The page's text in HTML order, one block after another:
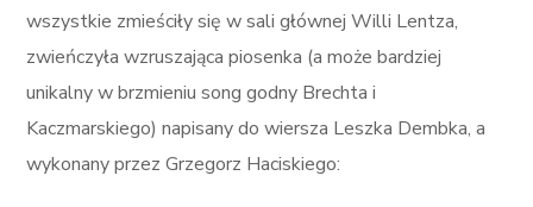
wszystkie zmieściły się w sali głównej Willi Lentza,
zwieńczyła wzruszająca piosenka (a może bardziej
unikalny w brzmieniu song godny Brechta i
Kaczmarskiego) napisany do wiersza Leszka Dembka, a
wykonany przez Grzegorz Haciskiego: